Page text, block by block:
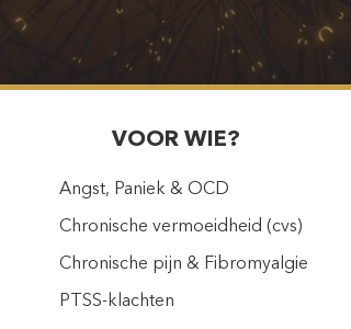
VOOR WIE?
Angst, Paniek & OCD
Chronische vermoeidheid (cvs)
Chronische pijn & Fibromyalgie
PTSS-klachten